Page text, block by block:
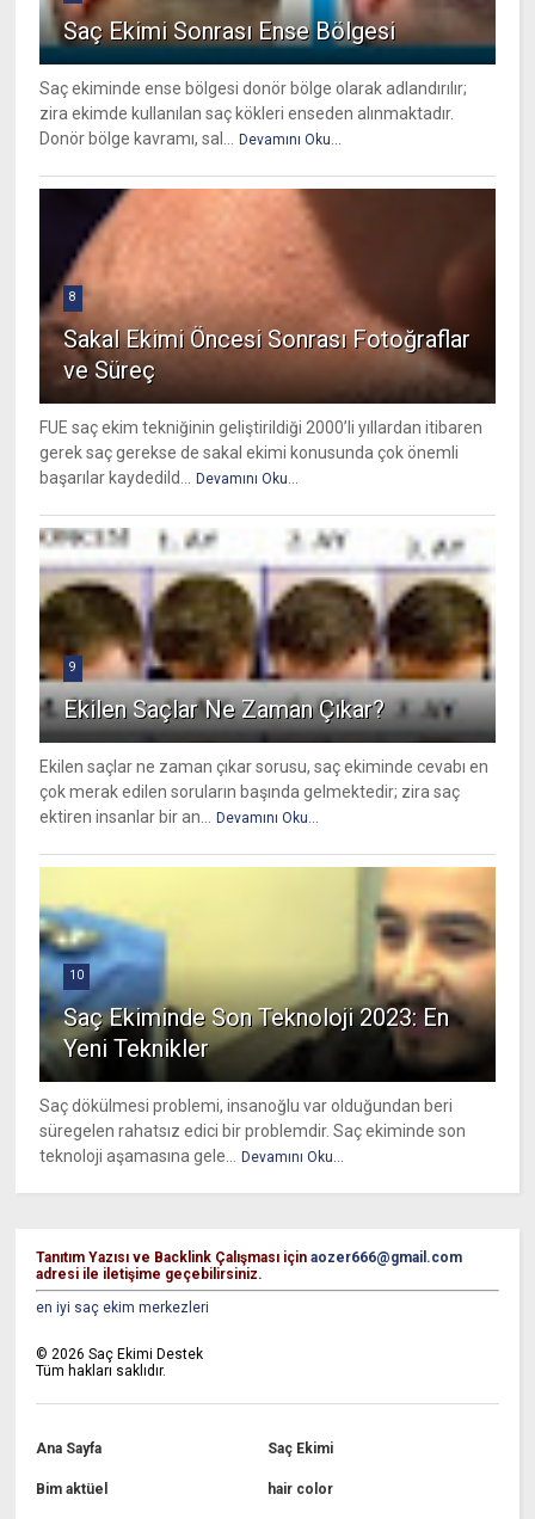
Saç Ekimi Sonrası Ense Bölgesi
Saç ekiminde ense bölgesi donör bölge olarak adlandırılır;
zira ekimde kullanılan saç kökleri enseden alınmaktadır.
Donör bölge kavramı, sal... Devamını Oku...
8
Sakal Ekimi Öncesi Sonrası Fotoğraflar
ve Süreç
FUE saç ekim tekniğinin geliştirildiği 2000’li yıllardan itibaren
gerek saç gerekse de sakal ekimi konusunda çok önemli
başarılar kaydedild... Devamını Oku...
9
Ekilen Saçlar Ne Zaman Çıkar?
Ekilen saçlar ne zaman çıkar sorusu, saç ekiminde cevabı en
çok merak edilen soruların başında gelmektedir; zira saç
ektiren insanlar bir an... Devamını Oku...
10
Saç Ekiminde Son Teknoloji 2023: En
Yeni Teknikler
Saç dökülmesi problemi, insanoğlu var olduğundan beri
süregelen rahatsız edici bir problemdir. Saç ekiminde son
teknoloji aşamasına gele... Devamını Oku...
Tanıtım Yazısı ve Backlink Çalışması içinaozer666@gmail.com
adresi ile iletişime geçebilirsiniz.
en iyi saç ekim merkezleri
©2026 Saç Ekimi Destek
Tüm hakları saklıdır.
Ana Sayfa Saç Ekimi
Bim aktüel hair color